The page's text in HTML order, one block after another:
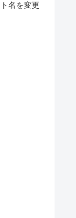
名を変更